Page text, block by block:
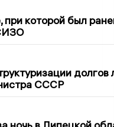
при которой был
долгов
СССР